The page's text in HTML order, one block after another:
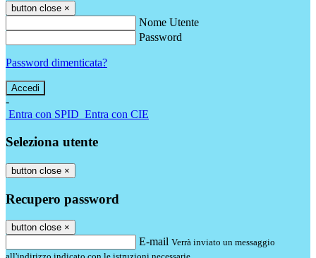
button close ×
Nome Utente
Password
Password dimenticata?
-
Entra con SPID Entra con CIE
Seleziona utente
button close ×
Recupero password
button close ×
E-mail Verrà inviato un messaggio